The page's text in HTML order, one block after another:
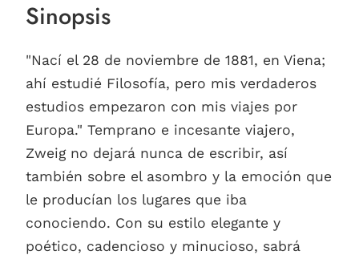
Sinopsis
"Nací el 28 de noviembre de 1881, en Viena;
ahí estudié Filosofía, pero mis verdaderos
estudios empezaron con mis viajes por
Europa." Temprano e incesante viajero,
Zweig no dejará nunca de escribir, así
también sobre el asombro y la emoción que
le producían los lugares que iba
conociendo. Con su estilo elegante y
poético, cadencioso y minucioso, sabrá